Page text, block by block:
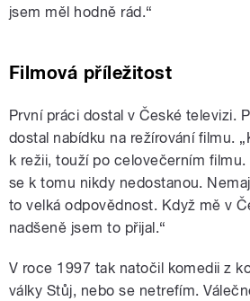
jsem měl hodně rád.“
Filmová příležitost
První práci dostal v České televizi.
dostal nabídku na režírování filmu.
k režii, touží po celovečerním
se k tomu nikdy nedostanou.
to velká odpovědnost. Když mě v
nadšeně jsem to přijal.“
V roce 1997 tak natočil komedii z
války Stůj, nebo se netrefím.